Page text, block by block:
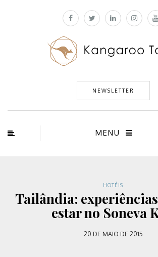
NEWSLETTER
MENU
HOTÉIS
Tailândia:
estar no Soneva
20 DE MAIO DE 2015